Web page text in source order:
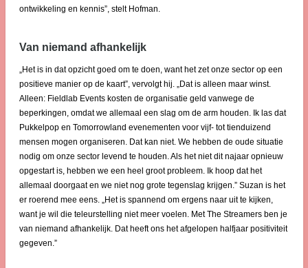
ontwikkeling en kennis”, stelt Hofman.
Van niemand afhankelijk
„Het is in dat opzicht goed om te doen, want het zet onze sector op een
positieve manier op de kaart”, vervolgt hij. „Dat is alleen maar winst.
Alleen: Fieldlab Events kosten de organisatie geld vanwege de
beperkingen, omdat we allemaal een slag om de arm houden. Ik las dat
Pukkelpop en Tomorrowland evenementen voor vijf- tot tienduizend
mensen mogen organiseren. Dat kan niet. We hebben de oude situatie
nodig om onze sector levend te houden. Als het niet dit najaar opnieuw
opgestart is, hebben we een heel groot probleem. Ik hoop dat het
allemaal doorgaat en we niet nog grote tegenslag krijgen.” Suzan is het
er roerend mee eens. „Het is spannend om ergens naar uit te kijken,
want je wil die teleurstelling niet meer voelen. Met The Streamers ben je
van niemand afhankelijk. Dat heeft ons het afgelopen halfjaar positiviteit
gegeven.”